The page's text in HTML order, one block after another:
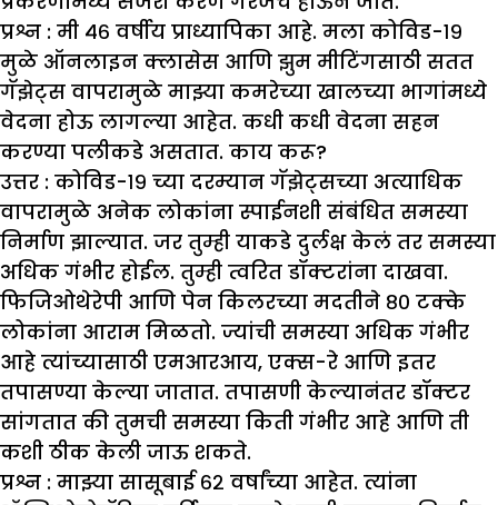
प्रश्न : मी ४६ वर्षीय प्राध्यापिका आहे. मला कोविड-१९
मुळे ऑनलाइन क्लासेस आणि झुम मीटिंगसाठी सतत
गॅझेट्स वापरामुळे माझ् या कमरेच्या खालच्या भागांमध्ये
वेदना होऊ लागल्या आहेत. कधी कधी वेदना सहन
करण्या पलीकडे असतात. काय करू?
उत्तर : कोविड-१९ च्या दरम्यान गॅझेट्सच्या अत्याधिक
वापरामुळे अनेक लोकांना स्पाईनशी संबंधित समस्या
निर्माण झाल्यात. जर तुम्ही याकडे दुर्लक्ष केलं तर समस्या
अधिक गंभीर होईल. तुम्ही त्वरित डॉक्टरांना दाखवा.
फिजिओथेरेपी आणि पेन किलरच्या मदतीने ८० टक्के
लोकांना आराम मिळतो. ज्यांची समस्या अधिक गंभीर
आहे त्यांच्यासाठी एमआरआय, एक्स-रे आणि इतर
तपासण्या केल्या जातात. तपासणी केल्यानंतर डॉक्टर
सांगतात की तुमची समस्या किती गंभीर आहे आणि ती
कशी ठीक केली जाऊ शकते.
प्रश्न : माझ् या सासूबाई ६२ वर्षांच्या आहेत. त्यांना